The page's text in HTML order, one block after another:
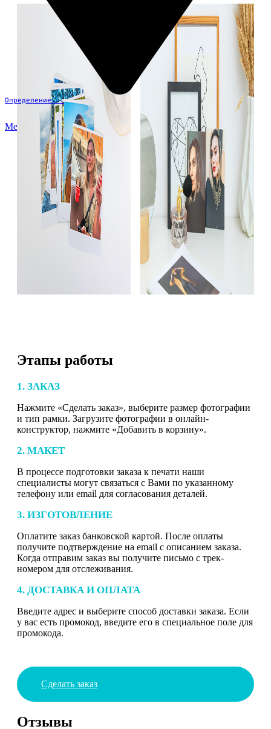
Определение...
Меню
Этапы работы
1. ЗАКАЗ
Нажмите «Сделать заказ», выберите размер фотографии
и тип рамки. Загрузите фотографии в онлайн-
конструктор, нажмите «Добавить в корзину».
2. МАКЕТ
В процессе подготовки заказа к печати наши
специалисты могут связаться с Вами по указанному
телефону или email для согласования деталей.
3. ИЗГОТОВЛЕНИЕ
Оплатите заказ банковской картой. После оплаты
получите подтверждение на email с описанием заказа.
Когда отправим заказ вы получите письмо с трек-
номером для отслеживания.
4. ДОСТАВКА И ОПЛАТА
Введите адрес и выберите способ доставки заказа. Если
у вас есть промокод, введите его в специальное поле для
промокода.
Сделать заказ
Отзывы